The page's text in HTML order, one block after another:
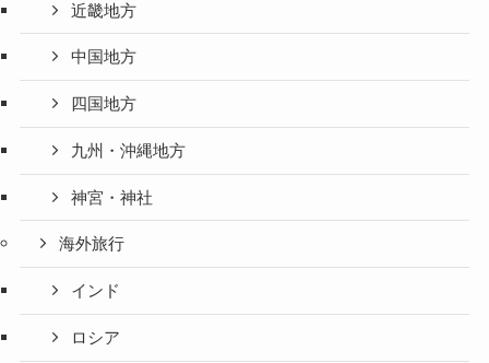
近畿地方
中国地方
四国地方
九州・沖縄地方
神宮・神社
海外旅行
インド
ロシア